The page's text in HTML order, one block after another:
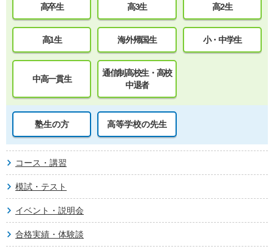
高卒生 高3生 高2生
高1生 海外帰国生 小・中学生
中高一貫生
通信制高校生・高校
中退者
塾生の方 高等学校の先生
コース・講習
模試・テスト
イベント・説明会
合格実績・体験談